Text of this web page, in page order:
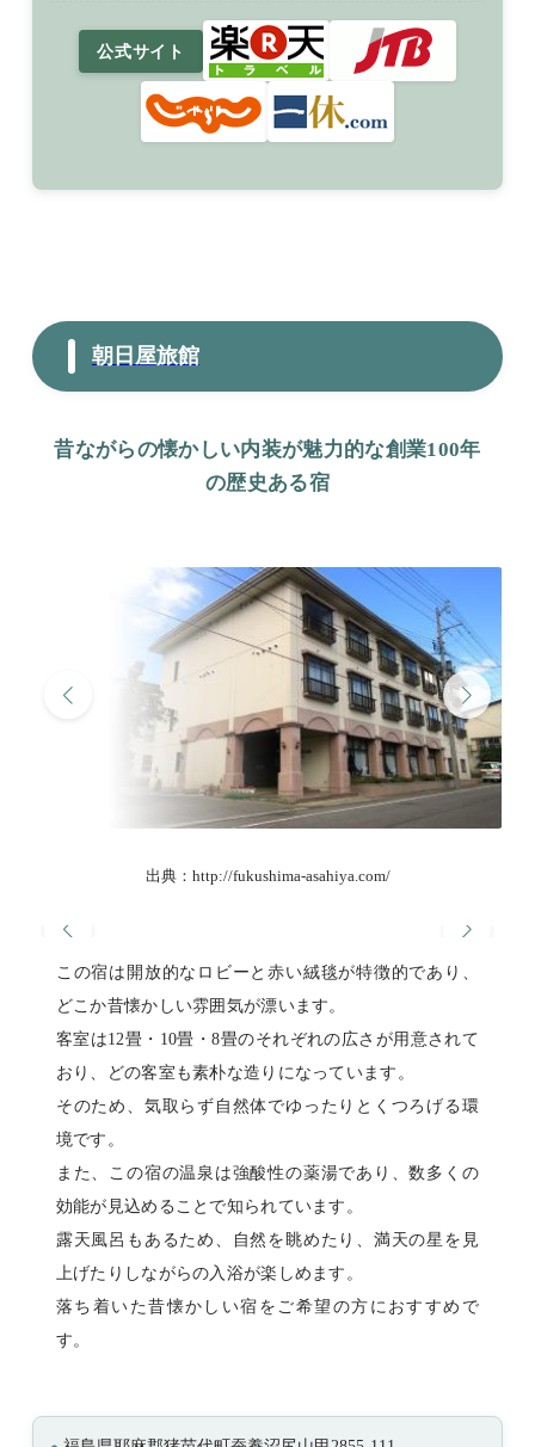
公式サイト
朝日屋旅館
昔ながらの懐かしい内装が魅力的な創業100年
の歴史ある宿
出典：http://fukushima-asahiya.com/
この宿は開放的なロビーと赤い絨毯が特徴的であり、
どこか昔懐かしい雰囲気が漂います。
客室は12畳・10畳・8畳のそれぞれの広さが用意されて
おり、どの客室も素朴な造りになっています。
そのため、気取らず自然体でゆったりとくつろげる環
境です。
また、この宿の温泉は強酸性の薬湯であり、数多くの
効能が見込めることで知られています。
露天風呂もあるため、自然を眺めたり、満天の星を見
上げたりしながらの入浴が楽しめます。
落ち着いた昔懐かしい宿をご希望の方におすすめで
す。